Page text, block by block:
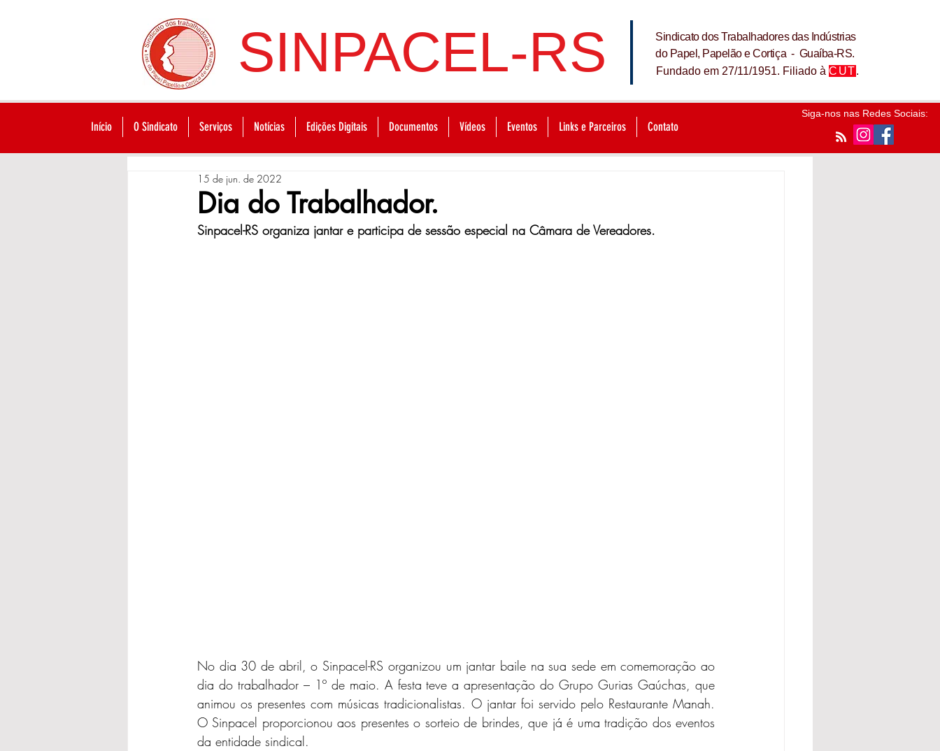
SINPACEL-RS
Sindicato dos Trabalhadores das Indústrias
do Papel, Papelão e Cortiça - Guaíba-RS.
Fundado em 27/11/1951. Filiado à CUT.
Início O Sindicato Serviços Notícias Edições Digitais Documentos Vídeos Eventos Links e Parceiros Contato
Siga-nos nas Redes Sociais:
Dia do Trabalhador.
15 de jun. de 2022
Sinpacel-RS organiza jantar e participa de sessão especial na Câmara de Vereadores.
No dia 30 de abril, o Sinpacel-RS organizou um jantar baile na sua sede em comemoração ao
dia do trabalhador – 1º de maio. A festa teve a apresentação do Grupo Gurias Gaúchas, que
animou os presentes com músicas tradicionalistas. O jantar foi servido pelo Restaurante Manah.
O Sinpacel proporcionou aos presentes o sorteio de brindes, que já é uma tradição dos eventos
da entidade sindical.